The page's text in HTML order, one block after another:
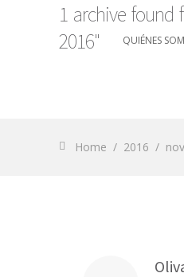
QUIÉNES
1 archive found
2016"
Home / 2016 /